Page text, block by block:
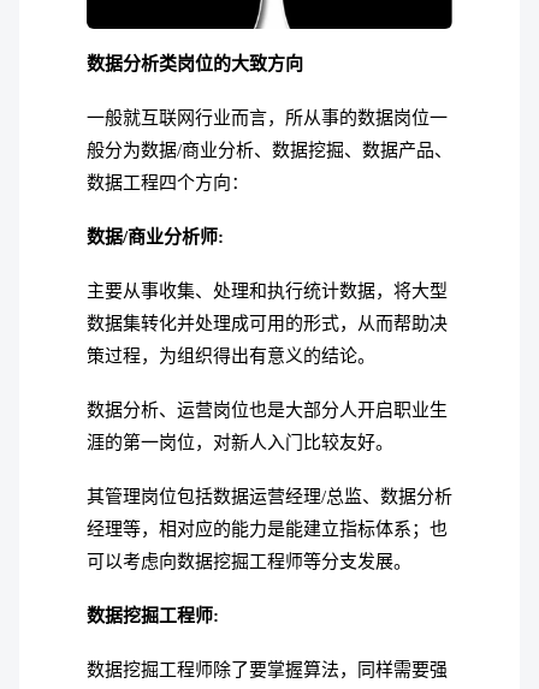
数据分析类岗位的大致方向
一般就互联网行业而言，所从事的数据岗位一
般分为数据/商业分析、数据挖掘、数据产品、
数据工程四个方向：
数据/商业分析师:
主要从事收集、处理和执行统计数据，将大型
数据集转化并处理成可用的形式，从而帮助决
策过程，为组织得出有意义的结论。
数据分析、运营岗位也是大部分人开启职业生
涯的第一岗位，对新人入门比较友好。
其管理岗位包括数据运营经理/总监、数据分析
经理等，相对应的能力是能建立指标体系；也
可以考虑向数据挖掘工程师等分支发展。
数据挖掘工程师:
数据挖掘工程师除了要掌握算法，同样需要强